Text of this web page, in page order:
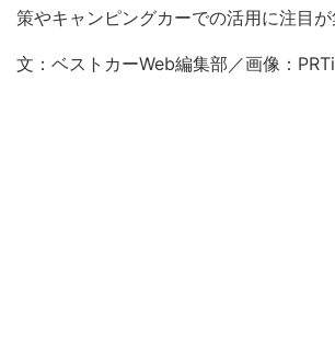
策やキャンピングカーでの活用に注目が
文：ベストカーWeb編集部／画像：